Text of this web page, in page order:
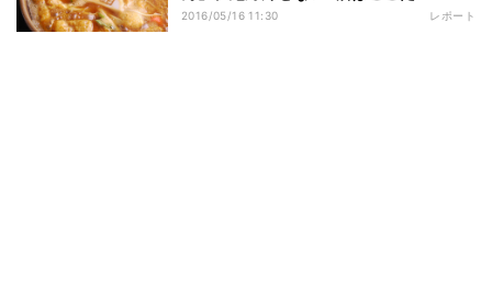
2016/05/16 11:30 レポート